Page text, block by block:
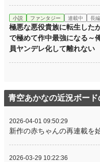
小説 ファンタジー 連載中 長編
極悪な悪役貴族に転生した
で極めて作中最強になる～
員ヤンデレ化して離れない
青空あかなの近況ボー
2026-04-01 09:50:29
新作の赤ちゃんの再連載を
2026-03-29 10:22:36